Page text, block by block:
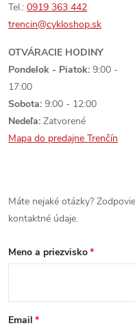
Tel.: 0919 363 442
trencin@cykloshop.sk
OTVÁRACIE HODINY
Pondelok - Piatok: 9:00 -
17:00
Sobota: 9:00 - 12:00
Nedeľa: Zatvorené
Mapa do predajne Trenčín
Máte nejaké otázky?
kontaktné údaje.
Meno a priezvisko
Email